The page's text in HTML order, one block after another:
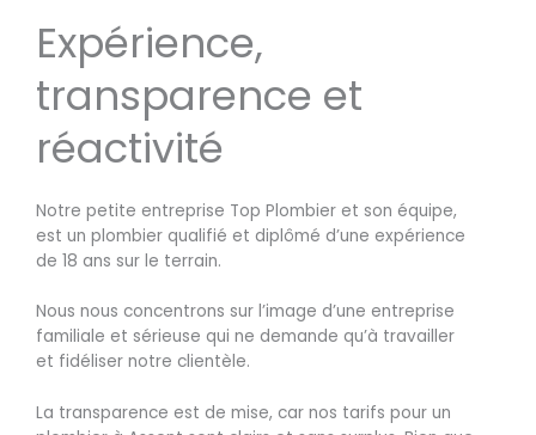
Expérience,
transparence et
réactivité
Notre petite entreprise Top Plombier et son équipe,
est un plombier qualifié et diplômé d’une expérience
de 18 ans sur le terrain.
Nous nous concentrons sur l’image d’une entreprise
familiale et sérieuse qui ne demande qu’à travailler
et fidéliser notre clientèle.
La transparence est de mise, car nos tarifs pour un